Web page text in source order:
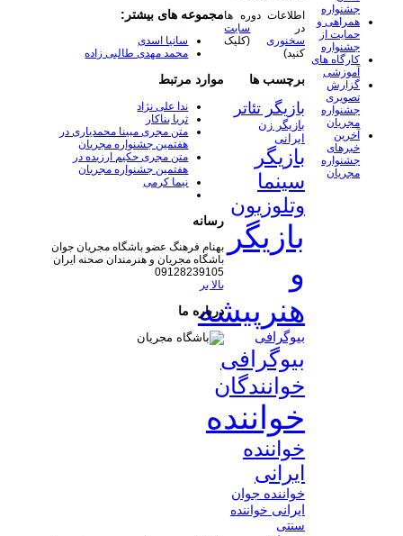
مجموعه های بیشتر:
سانیا اسدی
محمد مهدی طالبی زاده
موارد مرتبط
ندا علی نژاد
ثریا بناکار
متن مجری مبینا محمدیاری در
هفتمین جشنواره مجریان
متن مجری حکیم ارزیده در
هفتمین جشنواره مجریان
نیما کرمی
رسانه
بهنام فرهنگ عضو باشگاه مجریان جوان
باشگاه مجریان و هنرمندان صحنه ایران
09128239105
بالا بر
درباره ما
اطلاعات دوره ها
در
سایت
سخنوری (کلیک
کنید)
برچسب ها
بازیگر تئاتر
بازیگر زن
ایرانی
بازیگر
سینما
وتلوزیون
بازیگر
و
هنرپیشه
بیوگرافی
بیوگرافی
خوانندگان
خواننده
خواننده
ایرانی
خواننده جوان
ایرانی خواننده
سنتی
جشنواره
همراهی و
حمایت از
جشنواره
کارگاه های
آموزشی
گزارش
تصویری
جشنواره
مجریان
آخرین
خبرهای
جشنواره
مجریان